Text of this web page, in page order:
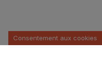
Consentement aux cookies